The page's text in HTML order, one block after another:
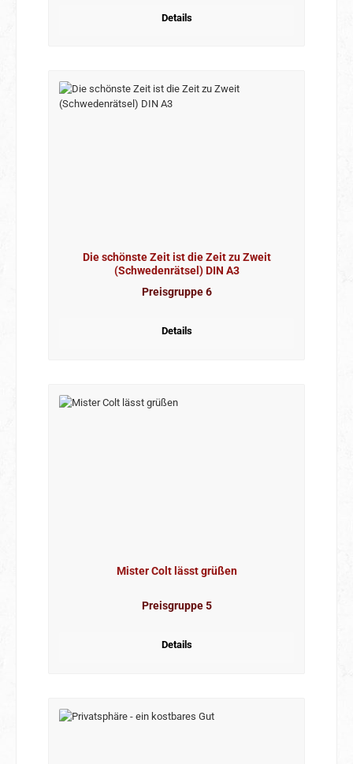
Details
Die schönste Zeit ist die Zeit zu Zweit
(Schwedenrätsel) DIN A3
Preisgruppe 6
Details
Mister Colt lässt grüßen
Preisgruppe 5
Details